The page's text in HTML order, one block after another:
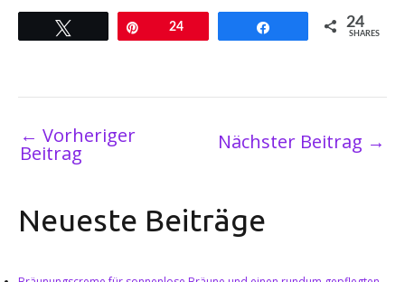
Twittern 24 24
SHARES
← Vorheriger
Beitrag Nächster Beitrag →
Neueste Beiträge